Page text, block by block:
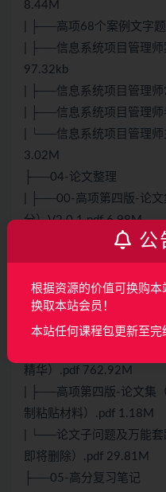
8.44M
| ├──高项68个案例文字
| ├──信息系统项目管理
97.32kb
| ├──信息系统项目管理
| ├──信息系统项目管理
| └──信息系统项目管理
3.02M
├──04-论文整理
| ├──00-高项第四版-论
分）V2.0.1.pdf 6.98M
| ├──01-论文万能模版
| ├──02-高项–优秀论文(
145.00kb
| ├──03-信息系统项目管
121.27kb
精华）.pdf 762.92M
| ├──高项第四版-论文集
制粘贴材料）.pdf 1.18M
| └──论文子问题及万能
即将删除）.pdf 29.81M
├──05-高分复习笔记
公
根据资源的价值可换购本
换取本站会员！
本站任何课程包更新至完